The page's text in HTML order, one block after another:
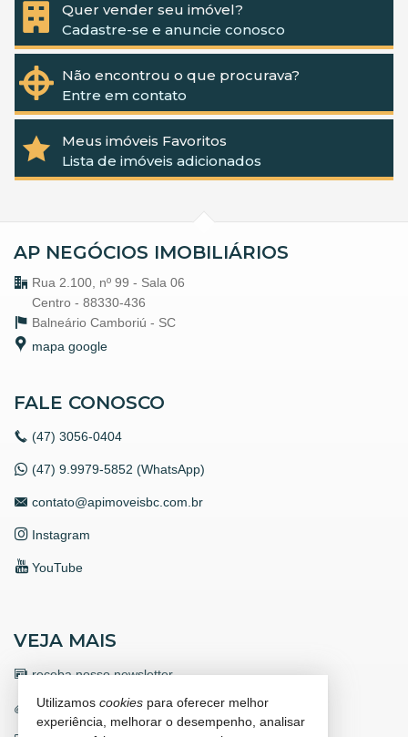
Quer vender seu imóvel?
Cadastre-se e anuncie conosco
Não encontrou o que procurava?
Entre em contato
Meus imóveis Favoritos
Lista de imóveis adicionados
AP NEGÓCIOS IMOBILIÁRIOS
Rua 2.100, nº 99 - Sala 06
Centro - 88330-436
Balneário Camboriú - SC
mapa google
FALE CONOSCO
(47) 3056-0404
(47) 9.9979-5852 (WhatsApp)
contato@apimoveisbc.com.br
Instagram
YouTube
VEJA MAIS
receba nosso newsletter
trabalhe conosco
Utilizamos cookies para oferecer melhor
experiência, melhorar o desempenho, analisar